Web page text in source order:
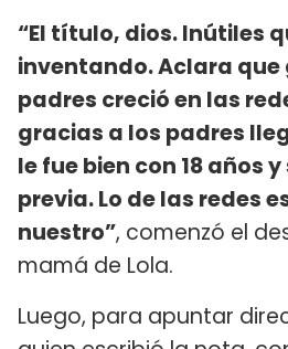
“El título, dios. Inútiles
inventando. Aclara que
padres creció en las
gracias a los padres
le fue bien con 18 años
previa. Lo de las redes
nuestro”, comenzó el
mamá de Lola.
Luego, para apuntar